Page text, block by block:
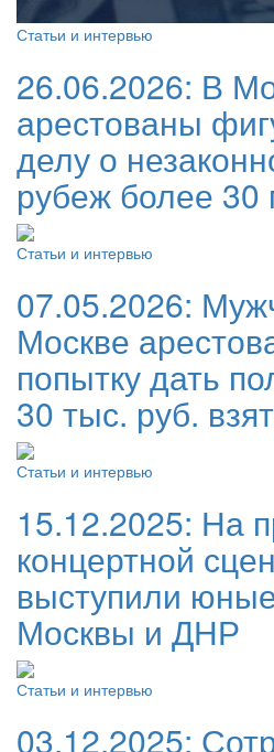
Статьи и интервью
26.06.2026: В
арестованы
делу о
рубеж более 30
Статьи и интервью
07.05.2026:
Москве
попытку дать
30 тыс. руб.
Статьи и интервью
15.12.2025: На
концертной
выступили
Москвы и ДНР
Статьи и интервью
03.12.2025: